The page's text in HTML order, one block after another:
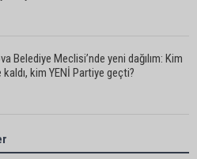
Belediye Meclisi’nde yeni dağılım: Kim
kaldı, kim YENİ Partiye geçti?
“Güven Uygulamaları”: Aranan 7 kişi